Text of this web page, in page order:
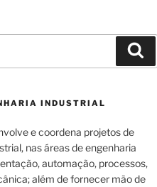
INDUSTRIAL
e coordena projetos de
nas áreas de engenharia
automação, processos,
além de fornecer mão de